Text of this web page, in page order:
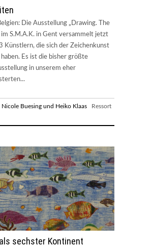
Die Ausstellung „Drawing. The
im S.M.A.K. in Gent versammelt jetzt
Künstlern, die sich der Zeichenkunst
Es ist die bisher größte
in unserem eher
Nicole Buesing und Heiko Klaas Ressort
sechster Kontinent